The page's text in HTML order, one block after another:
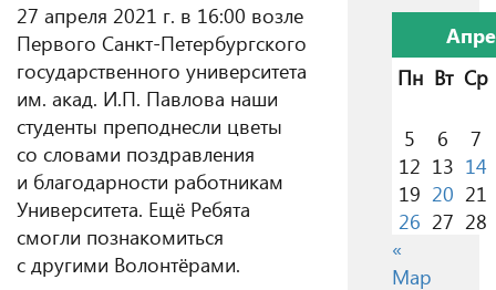
27 апреля 2021 г. в 16:00 возле
Первого Санкт-Петербургского
государственного университета
им. акад. И.П. Павлова наши
студенты преподнесли цветы
со словами поздравления
и благодарности работникам
Университета. Ещё Ребята
смогли познакомиться
с другими Волонтёрами.
Пн Вт Ср
5 6
7
12 13 14
19 20 21
26 27 28
«
Мар